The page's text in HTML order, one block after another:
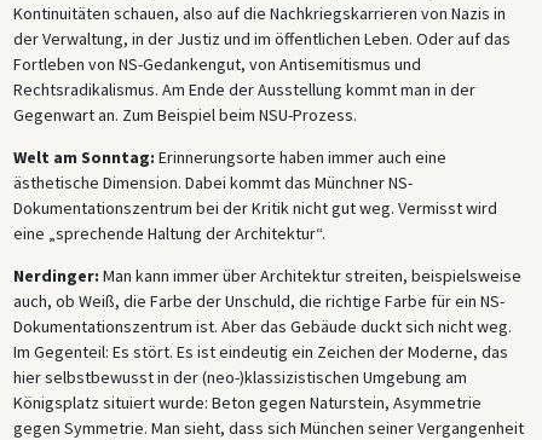
Kontinuitäten schauen, also auf die Nachkriegskarrieren von Nazis in
der Verwaltung, in der Justiz und im öffentlichen Leben. Oder auf das
Fortleben von NS-Gedankengut, von Antisemitismus und
Rechtsradikalismus. Am Ende der Ausstellung kommt man in der
Gegenwart an. Zum Beispiel beim NSU-Prozess.
Welt am Sonntag: Erinnerungsorte haben immer auch eine
ästhetische Dimension. Dabei kommt das Münchner NS-
Dokumentationszentrum bei der Kritik nicht gut weg. Vermisst wird
eine „sprechende Haltung der Architektur“.
Nerdinger: Man kann immer über Architektur streiten, beispielsweise
auch, ob Weiß, die Farbe der Unschuld, die richtige Farbe für ein NS-
Dokumentationszentrum ist. Aber das Gebäude duckt sich nicht weg.
Im Gegenteil: Es stört. Es ist eindeutig ein Zeichen der Moderne, das
hier selbstbewusst in der (neo-)klassizistischen Umgebung am
Königsplatz situiert wurde: Beton gegen Naturstein, Asymmetrie
gegen Symmetrie. Man sieht, dass sich München seiner Vergangenheit